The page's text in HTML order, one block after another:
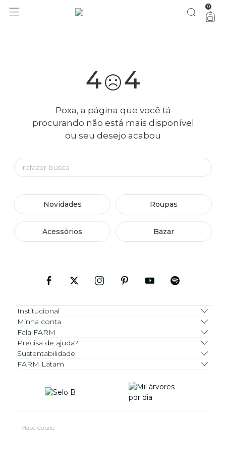
você merece 30% OFF pra comemorar com a gente aproveita! 0
4 4
Poxa, a página que você tá
procurando não está mais disponível
ou seu desejo acabou
Novidades Roupas
Acessórios Bazar
Institucional
Minha conta
Fala FARM
Precisa de ajuda?
Sustentabilidade
FARM Latam
Mapa do site